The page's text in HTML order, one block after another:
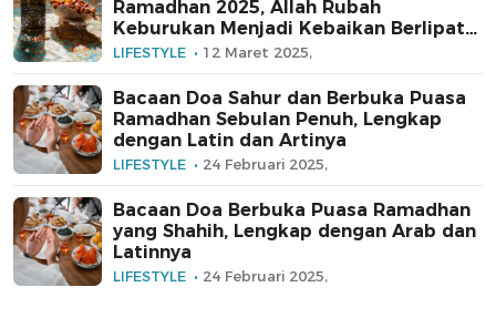
Ramadhan 2025, Allah Rubah
Keburukan Menjadi Kebaikan Berlipat
Ganda
LIFESTYLE 12 Maret 2025,
Bacaan Doa Sahur dan Berbuka Puasa
Ramadhan Sebulan Penuh, Lengkap
dengan Latin dan Artinya
LIFESTYLE 24 Februari 2025,
Bacaan Doa Berbuka Puasa Ramadhan
yang Shahih, Lengkap dengan Arab dan
Latinnya
LIFESTYLE 24 Februari 2025,